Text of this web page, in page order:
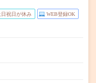
日祝日が休み WEB登録OK